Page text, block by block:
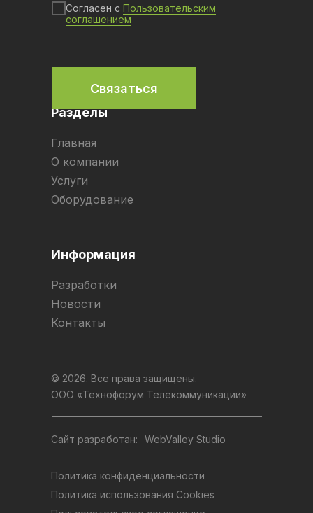
Разделы
Информация
Главная
О компании
Услуги
Оборудование
Разработки
Новости
Контакты
Политика использования Cookies
Политика конфиденциальности
© 2026. Все права защищены.
ООО «Технофорум Телекоммуникации»
Сайт разработан:
Согласен с Пользовательским
соглашением
Связаться
WebValley Studio